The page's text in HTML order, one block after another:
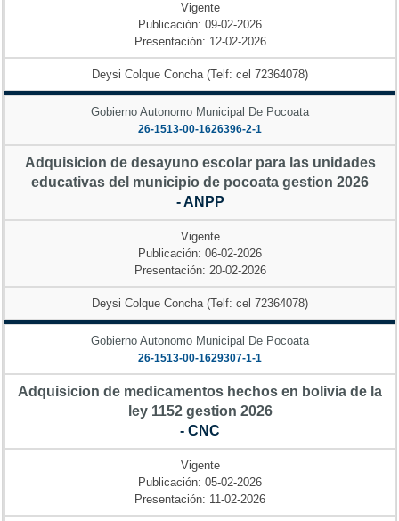
Vigente
Publicación: 09-02-2026
Presentación: 12-02-2026
Deysi Colque Concha (Telf: cel 72364078)
Gobierno Autonomo Municipal De Pocoata
26-1513-00-1626396-2-1
Adquisicion de desayuno escolar para las unidades
educativas del municipio de pocoata gestion 2026
- ANPP
Vigente
Publicación: 06-02-2026
Presentación: 20-02-2026
Deysi Colque Concha (Telf: cel 72364078)
Gobierno Autonomo Municipal De Pocoata
26-1513-00-1629307-1-1
Adquisicion de medicamentos hechos en bolivia de la
ley 1152 gestion 2026
- CNC
Vigente
Publicación: 05-02-2026
Presentación: 11-02-2026